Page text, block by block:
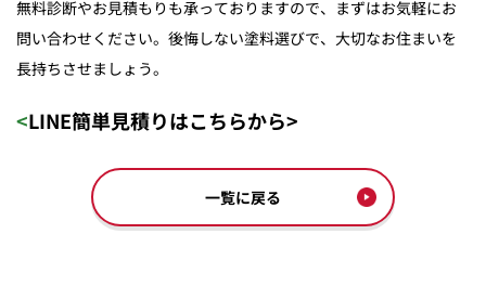
無料診断やお見積もりも承っておりますので、まずはお気軽にお
問い合わせください。後悔しない塗料選びで、大切なお住まいを
長持ちさせましょう。
<LINE簡単見積りはこちらから>
一覧に戻る